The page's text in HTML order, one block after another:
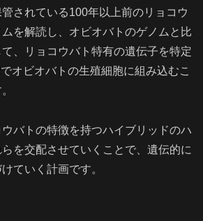
されている100年以上前のリョコウ
を解読し、オビオバトのゲノムと比
、リョコウバト特有の遺伝子を特定
オビオバトの生殖細胞に組み込むこ
バトの特徴を持つハイブリッドのハ
らを交配させていくことで、遺伝的に
ていく計画です。